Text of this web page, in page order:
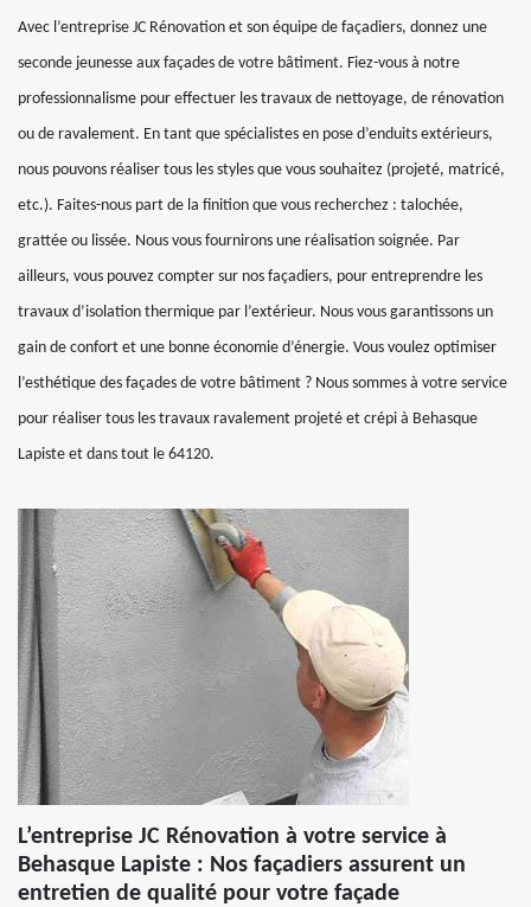
Avec l’entreprise JC Rénovation et son équipe de façadiers, donnez une
seconde jeunesse aux façades de votre bâtiment. Fiez-vous à notre
professionnalisme pour effectuer les travaux de nettoyage, de rénovation
ou de ravalement. En tant que spécialistes en pose d’enduits extérieurs,
nous pouvons réaliser tous les styles que vous souhaitez (projeté, matricé,
etc.). Faites-nous part de la finition que vous recherchez : talochée,
grattée ou lissée. Nous vous fournirons une réalisation soignée. Par
ailleurs, vous pouvez compter sur nos façadiers, pour entreprendre les
travaux d’isolation thermique par l’extérieur. Nous vous garantissons un
gain de confort et une bonne économie d’énergie. Vous voulez optimiser
l’esthétique des façades de votre bâtiment ? Nous sommes à votre service
pour réaliser tous les travaux ravalement projeté et crépi à Behasque
Lapiste et dans tout le 64120.
L’entreprise JC Rénovation à votre service à
Behasque Lapiste : Nos façadiers assurent un
entretien de qualité pour votre façade